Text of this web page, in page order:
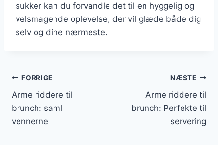
sukker kan du forvandle det til en hyggelig og
velsmagende oplevelse, der vil glæde både dig
selv og dine nærmeste.
Indlægsnavigation
FORRIGE
Arme riddere til
brunch: saml
vennerne
NÆSTE
Arme riddere til
brunch: Perfekte til
servering